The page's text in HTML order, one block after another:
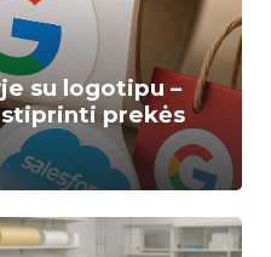
su logotipu –
prekės